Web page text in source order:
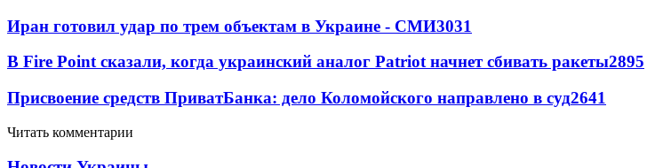
Иран готовил удар по трем объектам в Украине - СМИ3031
В Fire Point сказали, когда украинский аналог Patriot начнет сбивать ракеты2895
Присвоение средств ПриватБанка: дело Коломойского направлено в суд2641
Читать комментарии